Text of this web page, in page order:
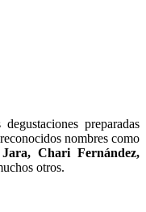
preparadas
nombres como
Chari Fernández,
otros.